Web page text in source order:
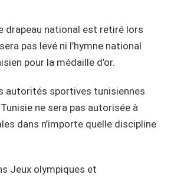
drapeau national est retiré lors
pas levé ni l’hymne national
pour la médaille d’or.
autorités sportives tunisiennes
ne sera pas autorisée à
dans n’importe quelle discipline
Jeux olympiques et